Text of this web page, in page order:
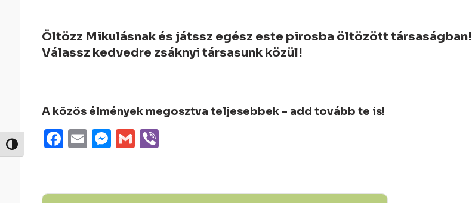
Nagy kontraszt váltása
Öltözz Mikulásnak és játssz egész este pirosba öltözött társaságban!
Válassz kedvedre zsáknyi társasunk közül!
A közös élmények megosztva teljesebbek - add tovább te is!
Facebook
EmailMessenger
GmailViber